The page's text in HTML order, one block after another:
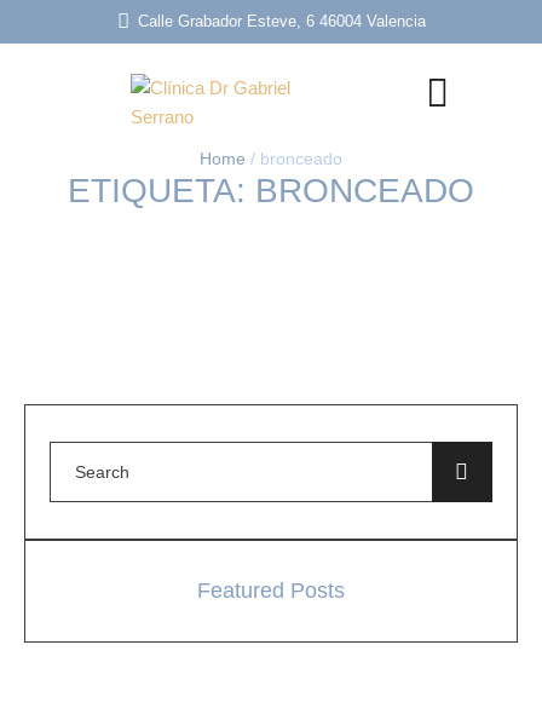
Calle Grabador Esteve, 6 46004 Valencia
Home / bronceado
ETIQUETA: BRONCEADO
Featured Posts